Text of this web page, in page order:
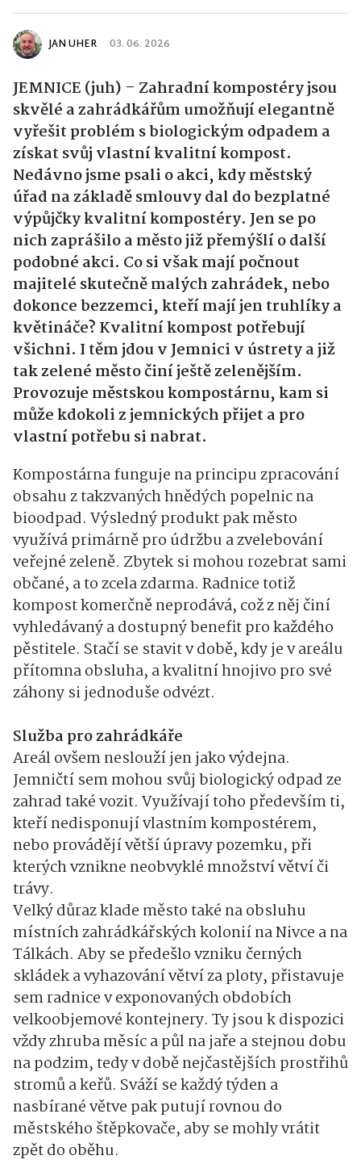
JAN UHER 03. 06. 2026
JEMNICE (juh) – Zahradní kompostéry jsou
skvělé a zahrádkářům umožňují elegantně
vyřešit problém s biologickým odpadem a
získat svůj vlastní kvalitní kompost.
Nedávno jsme psali o akci, kdy městský
úřad na základě smlouvy dal do bezplatné
výpůjčky kvalitní kompostéry. Jen se po
nich zaprášilo a město již přemýšlí o další
podobné akci. Co si však mají počnout
majitelé skutečně malých zahrádek, nebo
dokonce bezzemci, kteří mají jen truhlíky a
květináče? Kvalitní kompost potřebují
všichni. I těm jdou v Jemnici v ústrety a již
tak zelené město činí ještě zelenějším.
Provozuje městskou kompostárnu, kam si
může kdokoli z jemnických přijet a pro
vlastní potřebu si nabrat.
Kompostárna funguje na principu zpracování
obsahu z takzvaných hnědých popelnic na
bioodpad. Výsledný produkt pak město
využívá primárně pro údržbu a zvelebování
veřejné zeleně. Zbytek si mohou rozebrat sami
občané, a to zcela zdarma. Radnice totiž
kompost komerčně neprodává, což z něj činí
vyhledávaný a dostupný benefit pro každého
pěstitele. Stačí se stavit v době, kdy je v areálu
přítomna obsluha, a kvalitní hnojivo pro své
záhony si jednoduše odvézt.
Služba pro zahrádkáře
Areál ovšem neslouží jen jako výdejna.
Jemničtí sem mohou svůj biologický odpad ze
zahrad také vozit. Využívají toho především ti,
kteří nedisponují vlastním kompostérem,
nebo provádějí větší úpravy pozemku, při
kterých vznikne neobvyklé množství větví či
trávy.
Velký důraz klade město také na obsluhu
místních zahrádkářských kolonií na Nivce a na
Tálkách. Aby se předešlo vzniku černých
skládek a vyhazování větví za ploty, přistavuje
sem radnice v exponovaných obdobích
velkoobjemové kontejnery. Ty jsou k dispozici
vždy zhruba měsíc a půl na jaře a stejnou dobu
na podzim, tedy v době nejčastějších prostřihů
stromů a keřů. Sváží se každý týden a
nasbírané větve pak putují rovnou do
městského štěpkovače, aby se mohly vrátit
zpět do oběhu.